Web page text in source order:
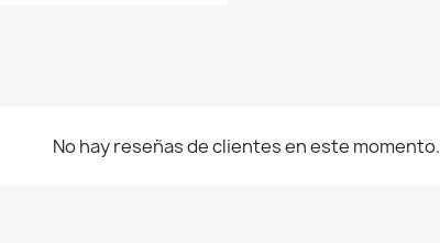
No hay reseñas de clientes en este momento.